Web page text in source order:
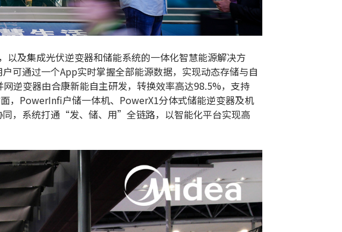
及集成光伏逆变器和储能系统的一体化智慧能源解决方
可通过一个App实时掌握全部能源数据，实现动态存储与自
逆变器由合康新能自主研发，转换效率高达98.5%，支持
，PowerInfi户储一体机、PowerX1分体式储能逆变器及机
，系统打通“发、储、用”全链路，以智能化平台实现高